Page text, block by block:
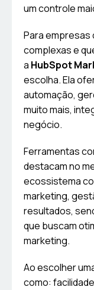
um controle
Para empresas
complexas e
a HubSpot
escolha. Ela
automação,
muito mais,
negócio.
Ferramentas
destacam no
ecossistema
marketing,
resultados,
que buscam
marketing.
Ao escolher
como: